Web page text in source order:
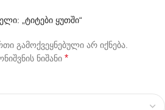
„ტიტები ყუთში“
გამოქვეყნებული არ იქნება.
ნიშანი *